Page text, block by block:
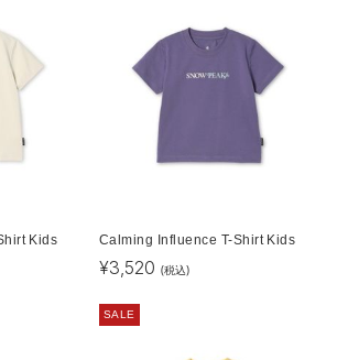
Kids Calming Influence T-Shirt Kids
¥3,520 (税込)
SALE